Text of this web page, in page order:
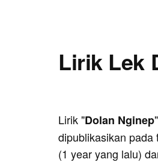
Lirik Lek
Lirik "Dolan Nginep
dipublikasikan pada
(1 year yang lalu)